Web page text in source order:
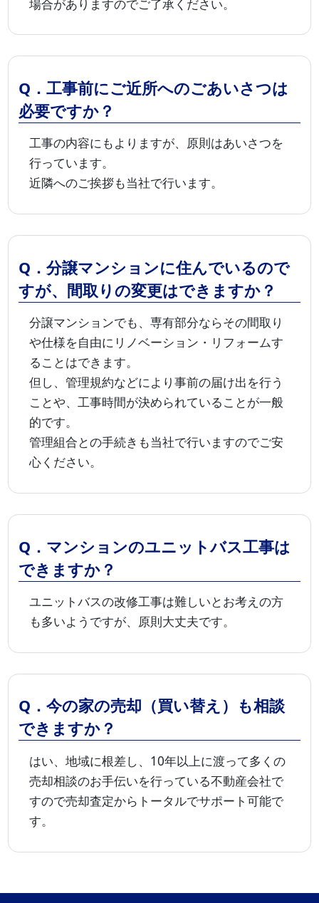
場合がありますのでご了承ください。
Q．工事前にご近所へのごあいさつは
必要ですか？
工事の内容にもよりますが、原則はあいさつを
行っています。
近隣へのご挨拶も当社で行います。
Q．分譲マンションに住んでいるので
すが、間取りの変更はできますか？
分譲マンションでも、専有部分ならその間取り
や仕様を自由にリノベーション・リフォームす
ることはできます。
但し、管理規約などにより事前の届け出を行う
ことや、工事時間が決められていることが一般
的です。
管理組合との手続きも当社で行いますのでご安
心ください。
Q．マンションのユニットバス工事は
できますか？
ユニットバスの改修工事は難しいとお考えの方
も多いようですが、原則大丈夫です。
Q．今の家の売却（買い替え）も相談
できますか？
はい、地域に根差し、10年以上に渡って多くの
売却相談のお手伝いを行っている不動産会社で
すので売却査定からトータルでサポート可能で
す。